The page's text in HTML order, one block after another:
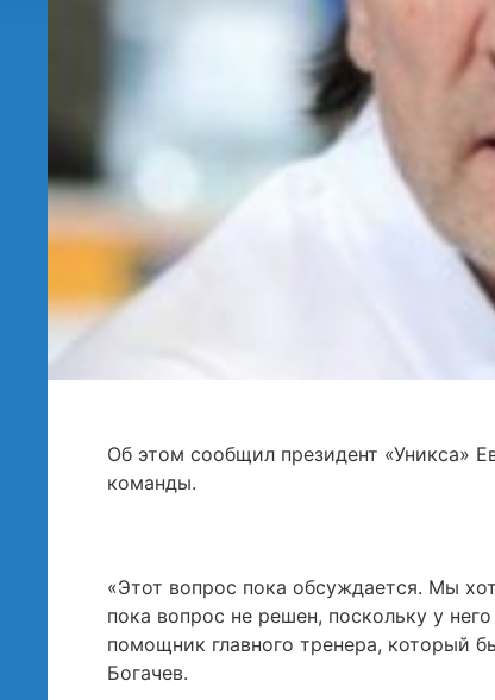
Об этом сообщил президент «Уникса»
команды.
«Этот вопрос пока обсуждается. Мы
пока вопрос не решен, поскольку у
помощник главного тренера, который
Богачев.